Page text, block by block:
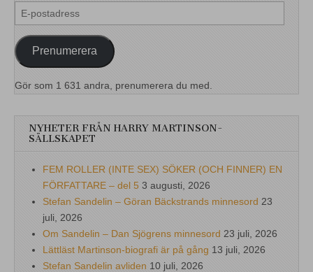
E-
postadress
Prenumerera
Gör som 1 631 andra, prenumerera du med.
NYHETER FRÅN HARRY MARTINSON-
SÄLLSKAPET
FEM ROLLER (INTE SEX) SÖKER (OCH FINNER) EN
FÖRFATTARE – del 5 3 augusti, 2026
Stefan Sandelin – Göran Bäckstrands minnesord 23
juli, 2026
Om Sandelin – Dan Sjögrens minnesord 23 juli, 2026
Lättläst Martinson-biografi är på gång 13 juli, 2026
Stefan Sandelin avliden 10 juli, 2026